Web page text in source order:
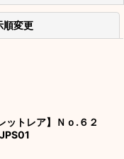
順変更
ットレア】Ｎｏ.６２